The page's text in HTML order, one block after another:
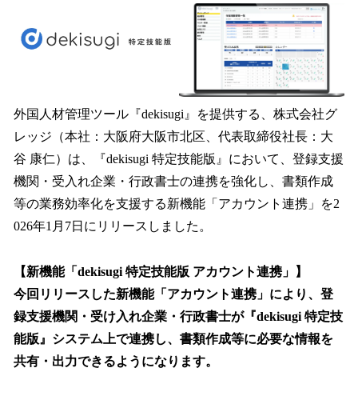
数
を
み
す
外国人材管理ツール『dekisugi』を提供する、株式会社グ
レッジ（本社：大阪府大阪市北区、代表取締役社長：大
谷 康仁）は、『dekisugi 特定技能版』において、登録支援
機関・受入れ企業・行政書士の連携を強化し、書類作成
等の業務効率化を支援する新機能「アカウント連携」を2
026年1月7日にリリースしました。
【新機能「dekisugi 特定技能版 アカウント連携」】
今回リリースした新機能「アカウント連携」により、登
録支援機関・受け入れ企業・行政書士が『dekisugi 特定技
能版』システム上で連携し、書類作成等に必要な情報を
共有・出力できるようになります。